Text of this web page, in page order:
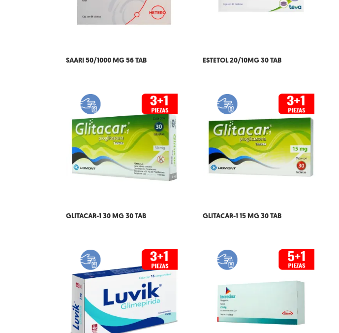
SAARI 50/1000 MG 56 TAB ESTETOL 20/10MG 30 TAB
GLITACAR-1 30 MG 30 TAB GLITACAR-1 15 MG 30 TAB